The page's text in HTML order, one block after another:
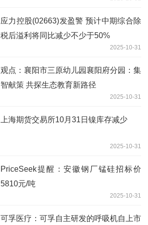
应力控股(02663)发盈警 预计中期综合除
税后溢利将同比减少不少于50%
2025-10-31
观点：襄阳市三原幼儿园襄阳府分园：集
智献策 共探生态教育新路径
2025-10-31
上海期货交易所10月31日镍库存减少
2025-10-31
PriceSeek提醒：安徽钢厂锰硅招标价
5810元/吨
2025-10-31
可孚医疗：可孚自主研发的呼吸机自上市